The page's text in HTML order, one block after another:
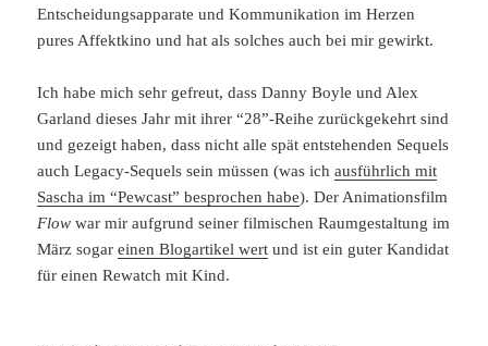
Entscheidungsapparate und Kommunikation im Herzen
pures Affektkino und hat als solches auch bei mir gewirkt.
Ich habe mich sehr gefreut, dass Danny Boyle und Alex
Garland dieses Jahr mit ihrer “28”-Reihe zurückgekehrt sind
und gezeigt haben, dass nicht alle spät entstehenden Sequels
auch Legacy-Sequels sein müssen (was ichausführlich mit
Sascha im “Pewcast” besprochen habe). Der Animationsfilm
Flow war mir aufgrund seiner filmischen Raumgestaltung im
März sogareinen Blogartikel wert und ist ein guter Kandidat
für einen Rewatch mit Kind.